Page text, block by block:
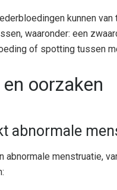
kunnen
waaronder: een
of spotting tussen
oorzaken
abnormale
abnormale menstruatie,